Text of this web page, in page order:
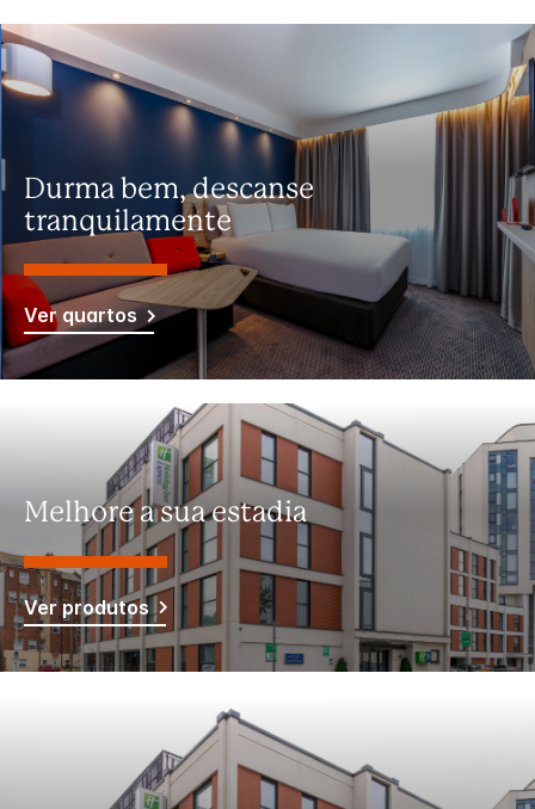
Durma bem, descanse
tranquilamente
Ver quartos
Melhore a sua estadia
Ver produtos